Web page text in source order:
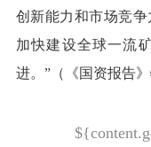
创新能力和市场竞
加快建设全球一流
进。”（《国资报告